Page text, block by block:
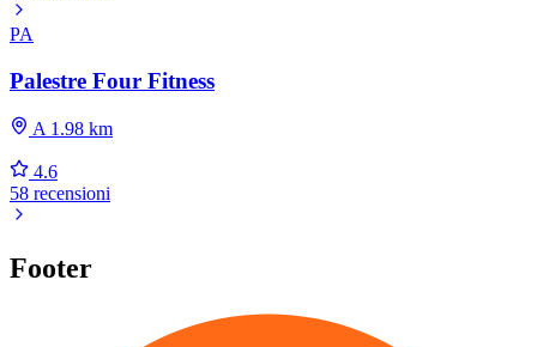
PA
Palestre Four Fitness
A 1.98 km
4.6
58 recensioni
Footer